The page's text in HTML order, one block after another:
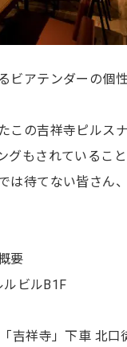
ビアテンダーの個
この吉祥寺ピルス
グもされているこ
は待てない皆さん
要
ビルB1F
吉祥寺」下車 北口